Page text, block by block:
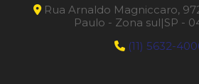
Rua Arnaldo Magniccaro,
Paulo - Zona sul|SP -
(11) 5632-